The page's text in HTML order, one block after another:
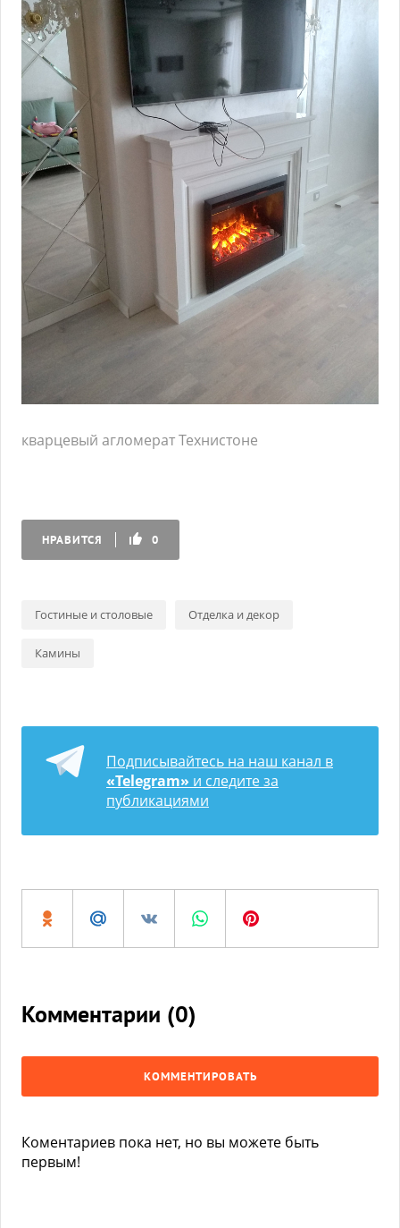
кварцевый агломерат Технистоне
НРАВИТСЯ 0
Гостиные и столовые Отделка и декор
Камины
Подписывайтесь на наш канал в
«Telegram» и следите за
публикациями
Комментарии (0)
КОММЕНТИРОВАТЬ
Коментариев пока нет, но вы можете быть
первым!